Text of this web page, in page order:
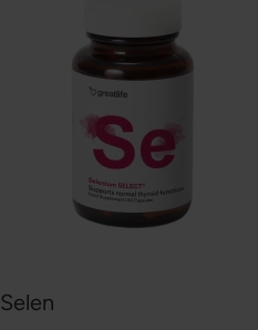
Selen